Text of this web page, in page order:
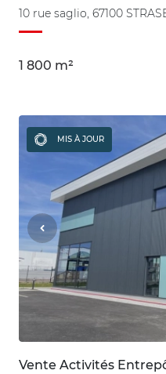
10 rue saglio, 67100
1 800 m²
MIS À JOUR
Vente Activités